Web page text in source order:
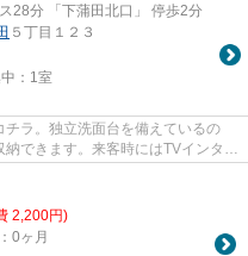
28分 「下蒲田北口」 停歩2分
５丁目１２３
： 1室
ラ。独立洗面台を備えているの
できます。来客時にはTVインター
2,200円)
0ヶ月